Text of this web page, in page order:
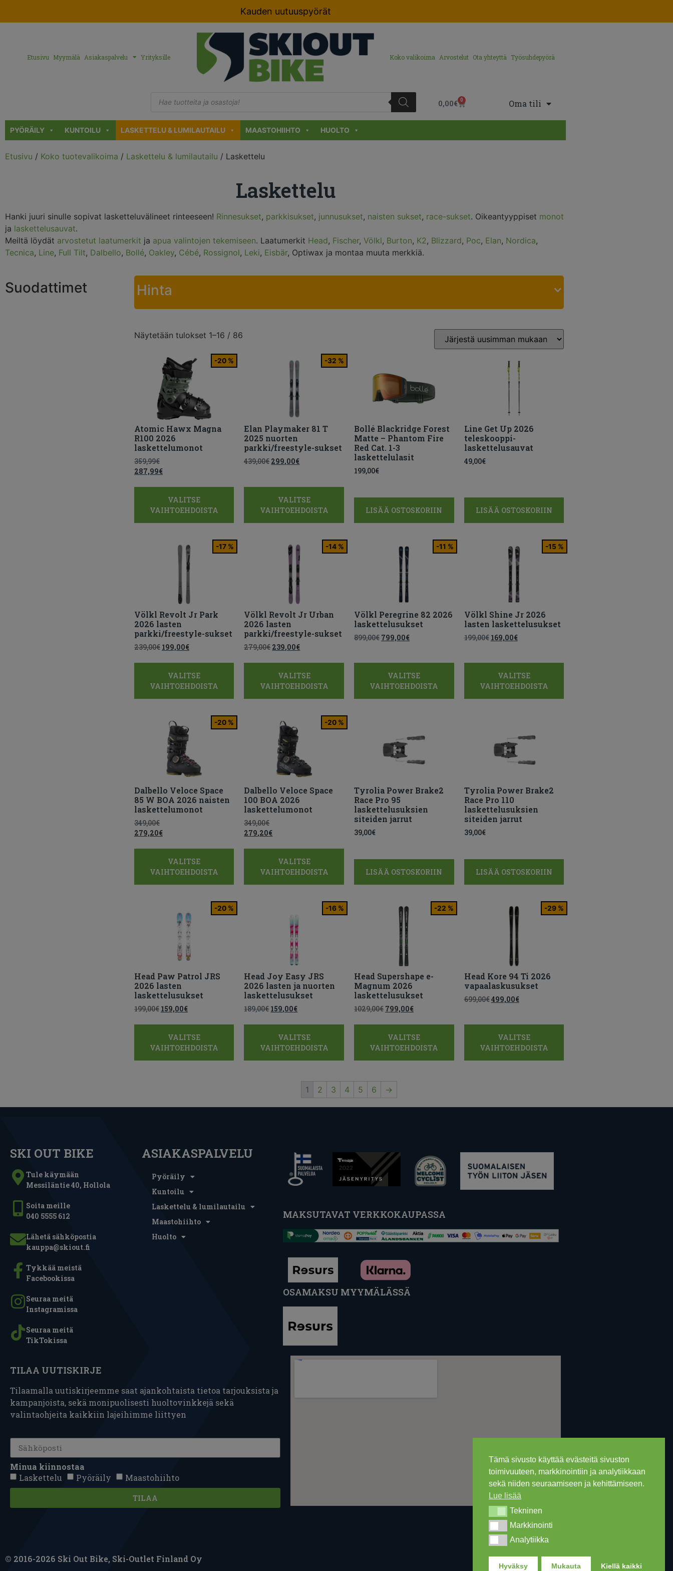
Tämä sivusto käyttää evästeitä sivuston
toimivuuteen, markkinointiin ja analytiikkaan
sekä niiden seuraamiseen ja kehittämiseen.
Lue lisää
TekninenTekninen
MarkkinointiMarkkinointi
AnalytiikkaAnalytiikka
Hyväksy Mukauta Kiellä kaikki
Kauden uutuuspyörät
Etusivu Myymälä Asiakaspalvelu Yrityksille Koko valikoima Arvostelut Ota yhteyttä Työsuhdepyörä
0,00€ 0 Oma tili
PYÖRÄILY KUNTOILU LASKETTELU & LUMILAUTAILU MAASTOHIIHTO HUOLTO
Etusivu / Koko tuotevalikoima / Laskettelu & lumilautailu / Laskettelu
Laskettelu
Hanki juuri sinulle sopivat lasketteluvälineet rinteeseen! Rinnesukset, parkkisukset, junnusukset, naisten sukset, race-sukset. Oikeantyyppiset monot
ja laskettelusauvat.
Meiltä löydät arvostetut laatumerkit ja apua valintojen tekemiseen. Laatumerkit Head, Fischer, Völkl, Burton, K2, Blizzard, Poc, Elan, Nordica,
Tecnica, Line, Full Tilt, Dalbello, Bollé, Oakley, Cébé, Rossignol, Leki, Eisbär, Optiwax ja montaa muuta merkkiä.
Suodattimet Hinta
Näytetään tulokset 1–16 / 86
-20 %
Atomic Hawx Magna
R100 2026
laskettelumonot
359,99€
287,99€
VALITSE
VAIHTOEHDOISTA
-32 %
Elan Playmaker 81 T
2025 nuorten
parkki/freestyle-sukset
439,00€299,00€
VALITSE
VAIHTOEHDOISTA
Bollé Blackridge Forest
Matte – Phantom Fire
Red Cat. 1-3
laskettelulasit
199,00€
LISÄÄ OSTOSKORIIN
Line Get Up 2026
teleskooppi-
laskettelusauvat
49,00€
LISÄÄ OSTOSKORIIN
-17 %
Völkl Revolt Jr Park
2026 lasten
parkki/freestyle-sukset
239,00€ 199,00€
VALITSE
VAIHTOEHDOISTA
-14 %
Völkl Revolt Jr Urban
2026 lasten
parkki/freestyle-sukset
279,00€239,00€
VALITSE
VAIHTOEHDOISTA
-11 %
Völkl Peregrine 82 2026
laskettelusukset
899,00€ 799,00€
VALITSE
VAIHTOEHDOISTA
-15 %
Völkl Shine Jr 2026
lasten laskettelusukset
199,00€ 169,00€
VALITSE
VAIHTOEHDOISTA
-20 %
Dalbello Veloce Space
85 W BOA 2026 naisten
laskettelumonot
349,00€
279,20€
VALITSE
VAIHTOEHDOISTA
-20 %
Dalbello Veloce Space
100 BOA 2026
laskettelumonot
349,00€
279,20€
VALITSE
VAIHTOEHDOISTA
Tyrolia Power Brake2
Race Pro 95
laskettelusuksien
siteiden jarrut
39,00€
LISÄÄ OSTOSKORIIN
Tyrolia Power Brake2
Race Pro 110
laskettelusuksien
siteiden jarrut
39,00€
LISÄÄ OSTOSKORIIN
-20 %
Head Paw Patrol JRS
2026 lasten
laskettelusukset
199,00€ 159,00€
VALITSE
VAIHTOEHDOISTA
-16 %
Head Joy Easy JRS
2026 lasten ja nuorten
laskettelusukset
189,00€159,00€
VALITSE
VAIHTOEHDOISTA
-22 %
Head Supershape e-
Magnum 2026
laskettelusukset
1029,00€ 799,00€
VALITSE
VAIHTOEHDOISTA
-29 %
Head Kore 94 Ti 2026
vapaalaskusukset
699,00€499,00€
VALITSE
VAIHTOEHDOISTA
1 2 3 4 5 6 →
SKI OUT BIKE
Tule käymään
Messiläntie 40, Hollola
Soita meille
040 5555 612
Lähetä sähköpostia
kauppa@skiout.fi
Tykkää meistä
Facebookissa
Seuraa meitä
Instagramissa
Seuraa meitä
TikTokissa
ASIAKASPALVELU
Pyöräily
Kuntoilu
Laskettelu & lumilautailu
Maastohiihto
Huolto
MAKSUTAVAT VERKKOKAUPASSA
OSAMAKSU MYYMÄLÄSSÄ
TILAA UUTISKIRJE
Tilaamalla uutiskirjeemme saat ajankohtaista tietoa tarjouksista ja
kampanjoista, sekä monipuolisesti huoltovinkkejä sekä
valintaohjeita kaikkiin lajeihimme liittyen
Minua kiinnostaa
Laskettelu
Pyöräily Maastohiihto
TILAA
© 2016-2026 Ski Out Bike, Ski-Outlet Finland Oy